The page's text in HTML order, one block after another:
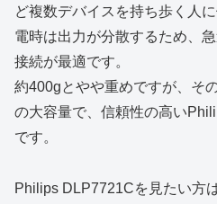
ど複数デバイスを持ち歩く人
電時は出力が分散するため、
接続が最適です。
約400gとやや重めですが、そ
の大容量で、信頼性の高い
です。
Philips DLP7721Cを見たい方